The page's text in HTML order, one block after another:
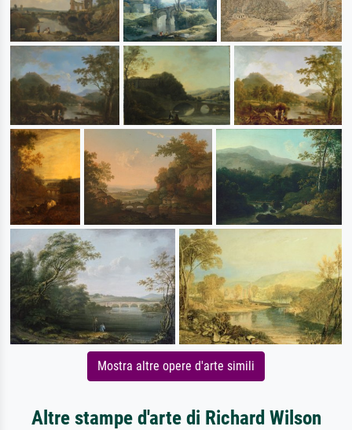
Mostra altre opere d'arte simili
Altre stampe d'arte di Richard Wilson